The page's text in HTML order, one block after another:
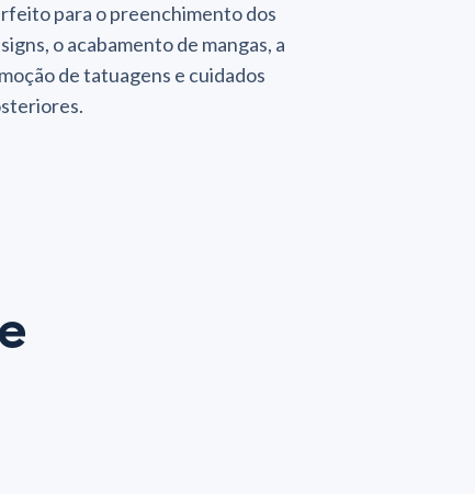
para o preenchimento dos
o acabamento de mangas, a
de tatuagens e cuidados